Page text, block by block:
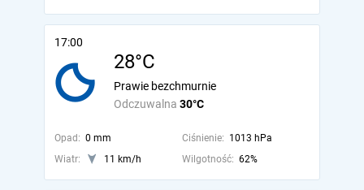
17:00
28°C
Odczuwalna 30°C
Prawie bezchmurnie
Opad: 0 mm Ciśnienie: 1013 hPa
Wiatr:
11 km/h Wilgotność: 62%